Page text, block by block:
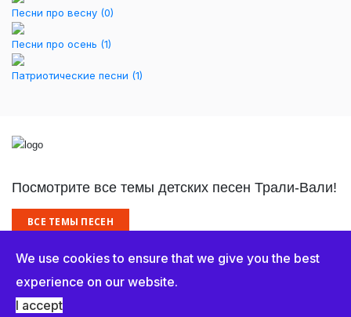
Песни про весну (0)
Песни про осень (1)
Патриотические песни (1)
Посмотрите все темы детских песен Трали-Вали!
ВСЕ ТЕМЫ ПЕСЕН
© Trali Vali 2021
We use cookies to ensure that we give you the best
experience on our website.
I accept